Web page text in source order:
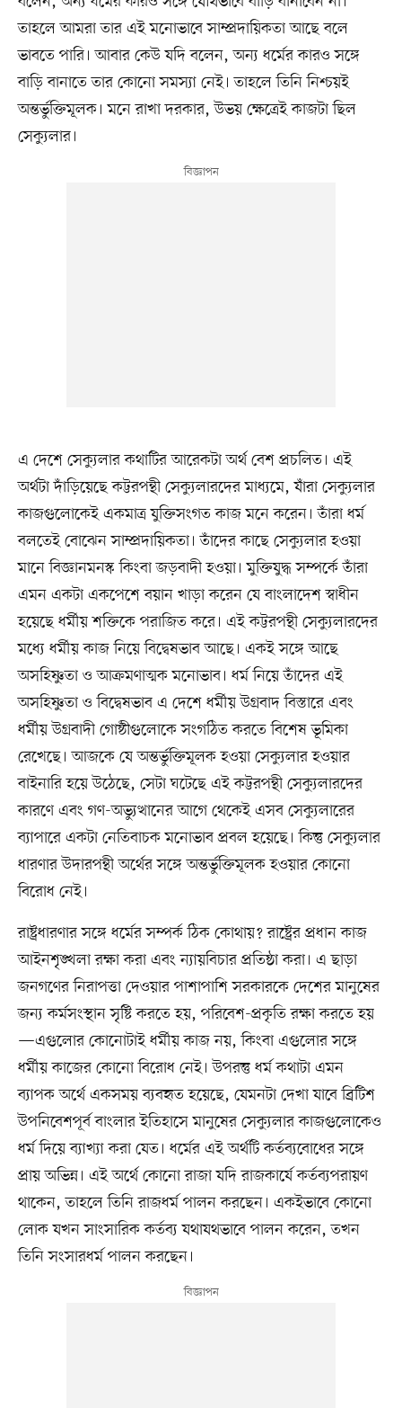
তাহলে আমরা তার এই মনোভাবে সাম্প্রদায়িকতা আছে বলে
ভাবতে পারি। আবার কেউ যদি বলেন, অন্য ধর্মের কারও সঙ্গে
বাড়ি বানাতে তার কোনো সমস্যা নেই। তাহলে তিনি নিশ্চয়ই
অন্তর্ভুক্তিমূলক। মনে রাখা দরকার, উভয় ক্ষেত্রেই কাজটা ছিল
সেক্যুলার।
এ দেশে সেক্যুলার কথাটির আরেকটা অর্থ বেশ প্রচলিত। এই
অর্থটা দাঁড়িয়েছে কট্টরপন্থী সেক্যুলারদের মাধ্যমে, যাঁরা সেক্যুলার
কাজগুলোকেই একমাত্র যুক্তিসংগত কাজ মনে করেন। তাঁরা ধর্ম
বলতেই বোঝেন সাম্প্রদায়িকতা। তাঁদের কাছে সেক্যুলার হওয়া
মানে বিজ্ঞানমনস্ক কিংবা জড়বাদী হওয়া। মুক্তিযুদ্ধ সম্পর্কে তাঁরা
এমন একটা একপেশে বয়ান খাড়া করেন যে বাংলাদেশ স্বাধীন
হয়েছে ধর্মীয় শক্তিকে পরাজিত করে। এই কট্টরপন্থী সেক্যুলারদের
মধ্যে ধর্মীয় কাজ নিয়ে বিদ্বেষভাব আছে। একই সঙ্গে আছে
অসহিষ্ণুতা ও আক্রমণাত্মক মনোভাব। ধর্ম নিয়ে তাঁদের এই
অসহিষ্ণুতা ও বিদ্বেষভাব এ দেশে ধর্মীয় উগ্রবাদ বিস্তারে এবং
ধর্মীয় উগ্রবাদী গোষ্ঠীগুলোকে সংগঠিত করতে বিশেষ ভূমিকা
রেখেছে। আজকে যে অন্তর্ভুক্তিমূলক হওয়া সেক্যুলার হওয়ার
বাইনারি হয়ে উঠেছে, সেটা ঘটেছে এই কট্টরপন্থী সেক্যুলারদের
কারণে এবং গণ-অভ্যুত্থানের আগে থেকেই এসব সেক্যুলারের
ব্যাপারে একটা নেতিবাচক মনোভাব প্রবল হয়েছে। কিন্তু সেক্যুলার
ধারণার উদারপন্থী অর্থের সঙ্গে অন্তর্ভুক্তিমূলক হওয়ার কোনো
বিরোধ নেই।
রাষ্ট্রধারণার সঙ্গে ধর্মের সম্পর্ক ঠিক কোথায়? রাষ্ট্রের প্রধান কাজ
আইনশৃঙ্খলা রক্ষা করা এবং ন্যায়বিচার প্রতিষ্ঠা করা। এ ছাড়া
জনগণের নিরাপত্তা দেওয়ার পাশাপাশি সরকারকে দেশের মানুষের
জন্য কর্মসংস্থান সৃষ্টি করতে হয়, পরিবেশ-প্রকৃতি রক্ষা করতে হয়
—এগুলোর কোনোটাই ধর্মীয় কাজ নয়, কিংবা এগুলোর সঙ্গে
ধর্মীয় কাজের কোনো বিরোধ নেই। উপরন্তু ধর্ম কথাটা এমন
ব্যাপক অর্থে একসময় ব্যবহৃত হয়েছে, যেমনটা দেখা যাবে ব্রিটিশ
উপনিবেশপূর্ব বাংলার ইতিহাসে মানুষের সেক্যুলার কাজগুলোকেও
ধর্ম দিয়ে ব্যাখ্যা করা যেত। ধর্মের এই অর্থটি কর্তব্যবোধের সঙ্গে
প্রায় অভিন্ন। এই অর্থে কোনো রাজা যদি রাজকার্যে কর্তব্যপরায়ণ
থাকেন, তাহলে তিনি রাজধর্ম পালন করছেন। একইভাবে কোনো
লোক যখন সাংসারিক কর্তব্য যথাযথভাবে পালন করেন, তখন
তিনি সংসারধর্ম পালন করছেন।